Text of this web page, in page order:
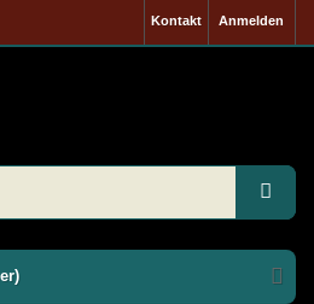
Anmelden
Kontakt